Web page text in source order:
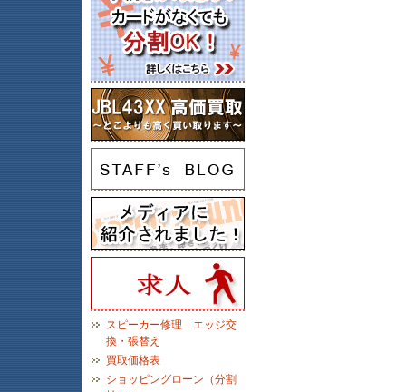
スピーカー修理 エッジ交
換・張替え
買取価格表
ショッピングローン（分割